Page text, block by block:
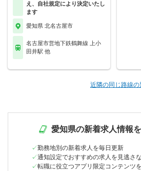
え、自社規定により決定いたし
ます
愛知県 北名古屋市
名古屋市営地下鉄鶴舞線 上小
田井駅 他
近隣の同じ路線
愛知県の新着求人情報
勤務地別の新着求人を毎日更新
通知設定でおすすめの求人を見逃さ
転職に役立つアプリ限定コンテンツ